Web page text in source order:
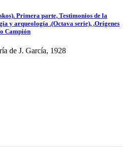
Primera parte, Testimonios de la
y arqueología .(Octava serie), ,Orígenes
Campión
de J. García, 1928